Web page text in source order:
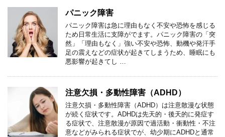
パニック障害
パニック障害は急に理由もなく不安や恐怖を感じる
ため日常生活に支障がでます。パニック障害の「突
然」「理由もなく」強い不安や恐怖、動機や発汗手
足の震えなどの症状が起きてしまうため、睡眠にも
悪影響が起きてし …
注意欠損・多動性障害（ADHD）
注意欠損・多動性障害（ADHD）は注意散漫な状態
が続く症状です。ADHDは先天的・後天的に発症す
る症状で、注意散漫が原因で過活動・衝動性・不注
意などがみられる症状でが、幼少期にADHDと通常